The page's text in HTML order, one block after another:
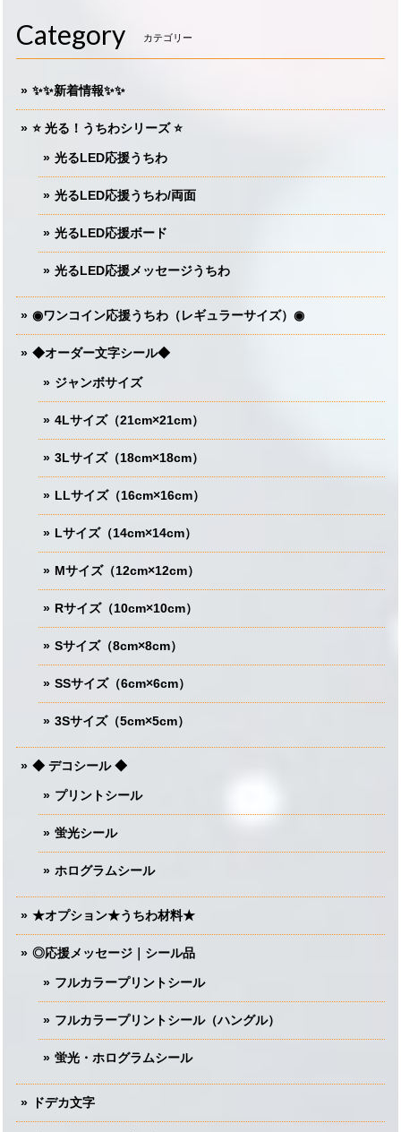
Category カテゴリー
✨✨新着情報✨✨
⭐️ 光る！うちわシリーズ ⭐️
光るLED応援うちわ
光るLED応援うちわ/両面
光るLED応援ボード
光るLED応援メッセージうちわ
◉ワンコイン応援うちわ（レギュラーサイズ）◉
◆オーダー文字シール◆
ジャンボサイズ
4Lサイズ（21cm×21cm）
3Lサイズ（18cm×18cm）
LLサイズ（16cm×16cm）
Lサイズ（14cm×14cm）
Mサイズ（12cm×12cm）
Rサイズ（10cm×10cm）
Sサイズ（8cm×8cm）
SSサイズ（6cm×6cm）
3Sサイズ（5cm×5cm）
◆ デコシール ◆
プリントシール
蛍光シール
ホログラムシール
★オプション★うちわ材料★
◎応援メッセージ｜シール品
フルカラープリントシール
フルカラープリントシール（ハングル）
蛍光・ホログラムシール
ドデカ文字